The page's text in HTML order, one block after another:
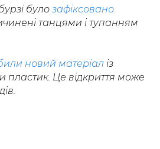
було зафіксовано
танцями і тупанням
новий матеріал із
пластик. Це відкриття може